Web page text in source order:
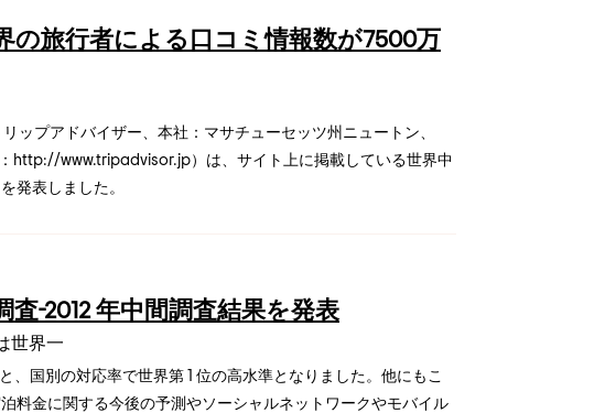
の旅行者による口コミ情報数が7500万
ップアドバイザー、本社：マサチューセッツ州ニュートン、
http://www.tripadvisor.jp）は、サイト上に掲載している世界中
発表しました。
-2012 年中間調査結果を発表
世界一
国別の対応率で世界第 1 位の高水準となりました。他にもこ
料金に関する今後の予測やソーシャルネットワークやモバイル